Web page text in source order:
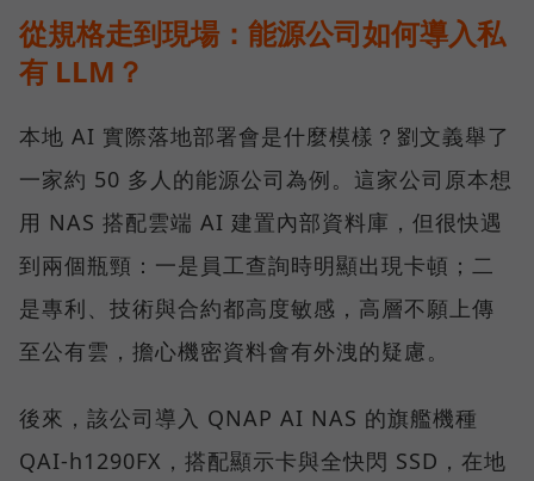
從規格走到現場：能源公司如何導入私
有 LLM？
本地 AI 實際落地部署會是什麼模樣？劉文義舉了
一家約 50 多人的能源公司為例。這家公司原本想
用 NAS 搭配雲端 AI 建置內部資料庫，但很快遇
到兩個瓶頸：一是員工查詢時明顯出現卡頓；二
是專利、技術與合約都高度敏感，高層不願上傳
至公有雲，擔心機密資料會有外洩的疑慮。
後來，該公司導入 QNAP AI NAS 的旗艦機種
QAI-h1290FX，搭配顯示卡與全快閃 SSD，在地